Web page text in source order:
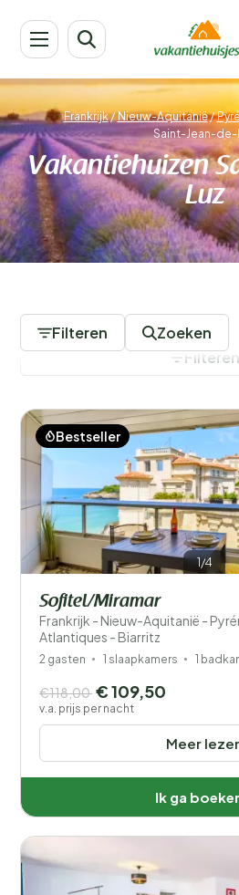
Frankrijk/Nieuw-Aquitanië/
Saint-Jean-de-
Vakantiehuizen
Luz
Filteren Zoeken
Je vakantie
Kies reisdata en je
Wanneer?
Aantal gasten?
Afstand 1
Filters opslaan
Filteren
1/4
Bestseller
Sofitel/Miramar
Frankrijk - Nieuw-Aquitanië -
Atlantiques - Biarritz
2 gasten 1 slaapkamers 1
Meer
€118,00 € 109,50
v.a. prijs per nacht
Ik ga